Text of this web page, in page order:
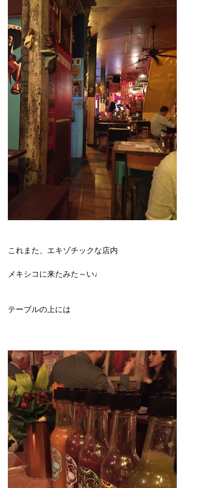
これまた、エキゾチックな店内
メキシコに来たみた～い♩
テーブルの上には